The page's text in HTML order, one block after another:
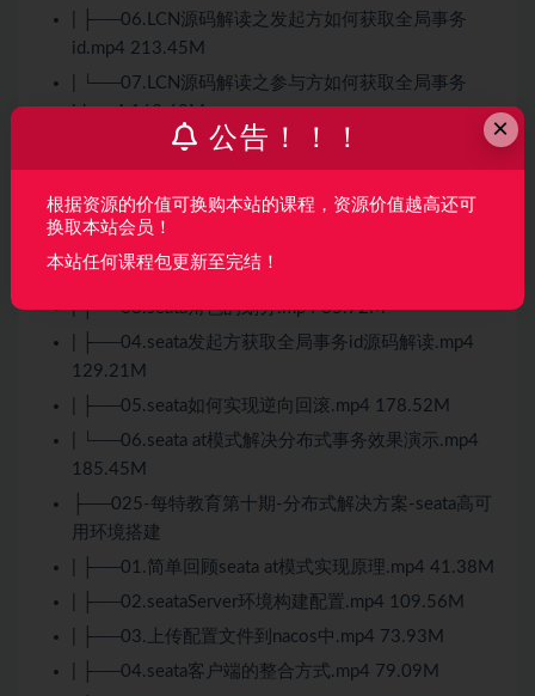
| ├──06.LCN源码解读之发起方如何获取全局事务
id.mp4 213.45M
| └──07.LCN源码解读之参与方如何获取全局事务
id.mp4 163.63M
├──024-每特教育第十期-分布式解决方案-seata解决
分布式事务问题原理演示
| ├──01.seata解决分布式事务问题效果演示.mp4
164.39M
| ├──02.seata基本的介绍.mp4 73.39M
| ├──03.seata角色的划分.mp4 35.72M
| ├──04.seata发起方获取全局事务id源码解读.mp4
129.21M
| ├──05.seata如何实现逆向回滚.mp4 178.52M
| └──06.seata at模式解决分布式事务效果演示.mp4
185.45M
├──025-每特教育第十期-分布式解决方案-seata高可
用环境搭建
| ├──01.简单回顾seata at模式实现原理.mp4 41.38M
| ├──02.seataServer环境构建配置.mp4 109.56M
| ├──03.上传配置文件到nacos中.mp4 73.93M
| ├──04.seata客户端的整合方式.mp4 79.09M
×
公告！！！
根据资源的价值可换购本站的课程，资源价值越高还可
换取本站会员！
本站任何课程包更新至完结！